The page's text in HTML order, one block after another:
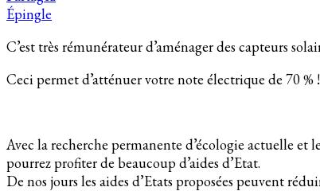
Épingle
C’est très rémunérateur d’aménager des capteurs
Ceci permet d’atténuer votre note électrique de 70 %
Avec la recherche permanente d’écologie actuelle et
pourrez profiter de beaucoup d’aides d’Etat.
De nos jours les aides d’Etats proposées peuvent